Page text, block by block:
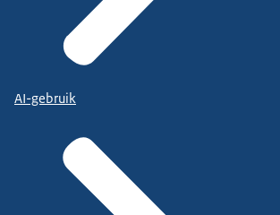
AI-gebruik